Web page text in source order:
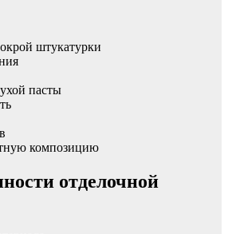
штукатурки
пасты
композицию
отделочной